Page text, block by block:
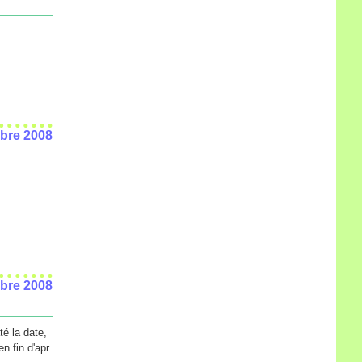
2008
2008
la date,
fin d'apr